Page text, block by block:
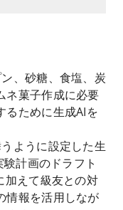
、砂糖、食塩、炭
ネ菓子作成に必要
るために生成AIを
ように設定した生
計画のドラフト
加えて級友との対
情報を活用しなが